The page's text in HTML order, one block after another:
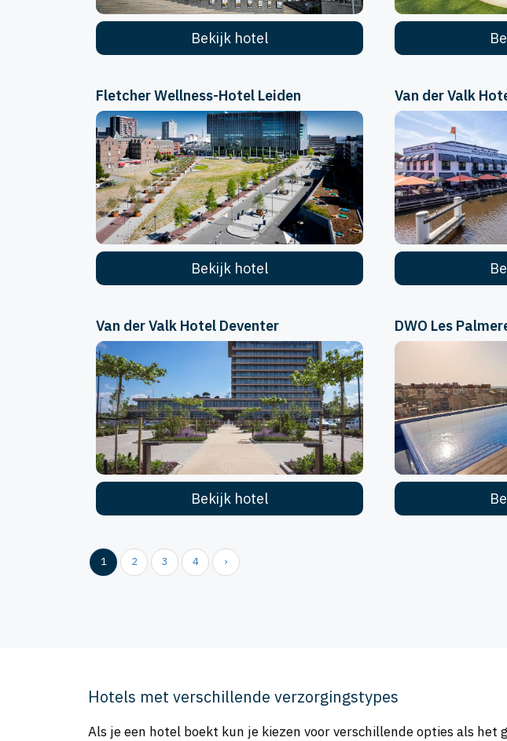
Bekijk hotel
Fletcher Wellness-Hotel Leiden
Bekijk hotel
Van der Valk
Van der Valk Hotel Deventer
Bekijk hotel
DWO Les
1 2 3 4 ›
Hotels met verschillende verzorgingstypes
Als je een hotel boekt kun je kiezen voor verschillende opties als